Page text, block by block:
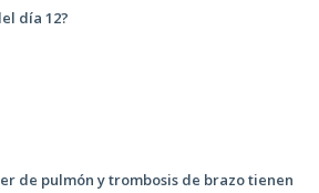
día 12?
de pulmón y trombosis de brazo tienen